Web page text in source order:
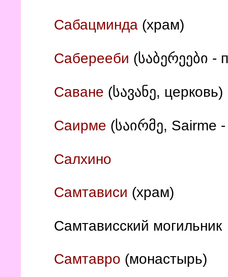
Сабацминда (храм)
Саберееби (საბერეები -
Саване (სავანე, церковь)
Саирме (საირმე, Sairme
Салхино
Самтависи (храм)
Самтависский
Самтавро (монастырь)